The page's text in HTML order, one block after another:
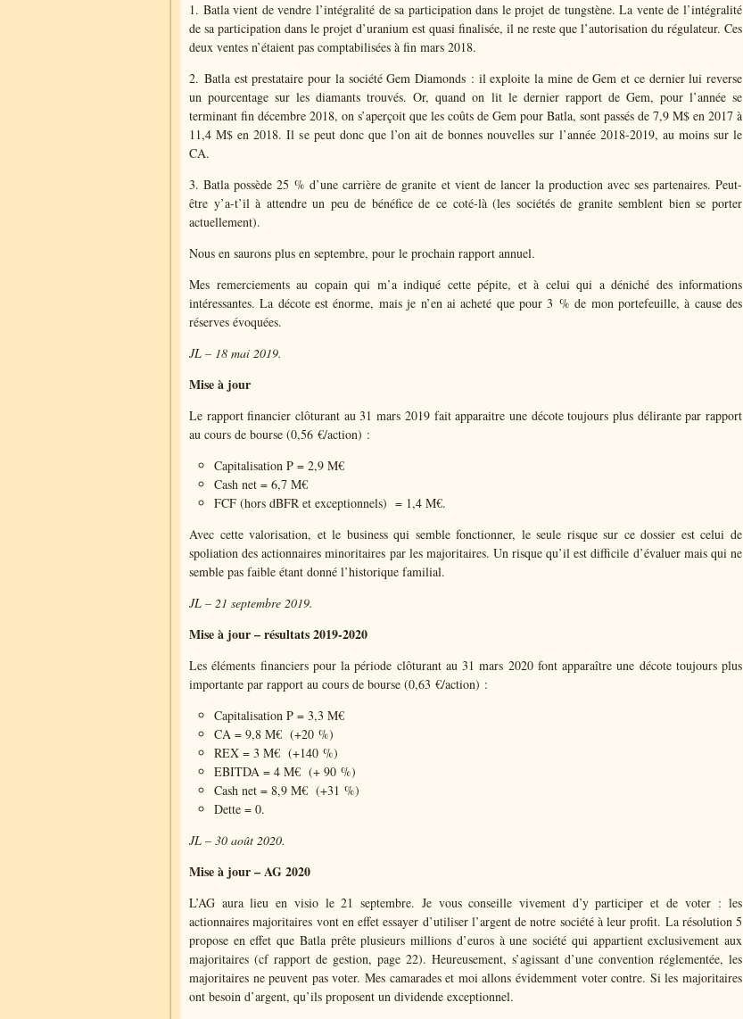
1. Batla vient de vendre l’intégralité de sa participation dans le projet de tungstène. La vente de l’intégralité
de sa participation dans le projet d’uranium est quasi finalisée, il ne reste que l’autorisation du régulateur. Ces
deux ventes n’étaient pas comptabilisées à fin mars 2018.
2. Batla est prestataire pour la société Gem Diamonds : il exploite la mine de Gem et ce dernier lui reverse
un pourcentage sur les diamants trouvés. Or, quand on lit le dernier rapport de Gem, pour l’année se
terminant fin décembre 2018, on s’aperçoit que les coûts de Gem pour Batla, sont passés de 7,9 M$ en 2017 à
11,4 M$ en 2018. Il se peut donc que l’on ait de bonnes nouvelles sur l’année 2018-2019, au moins sur le
CA.
3. Batla possède 25 % d’une carrière de granite et vient de lancer la production avec ses partenaires. Peut-
être y’a-t’il à attendre un peu de bénéfice de ce coté-là (les sociétés de granite semblent bien se porter
actuellement).
Nous en saurons plus en septembre, pour le prochain rapport annuel.
Mes remerciements au copain qui m’a indiqué cette pépite, et à celui qui a déniché des informations
intéressantes. La décote est énorme, mais je n’en ai acheté que pour 3 % de mon portefeuille, à cause des
réserves évoquées.
JL – 18 mai 2019.
Mise à jour
Le rapport financier clôturant au 31 mars 2019 fait apparaitre une décote toujours plus délirante par rapport
au cours de bourse (0,56 €/action) :
Capitalisation P = 2,9 M€
Cash net = 6,7 M€
FCF (hors dBFR et exceptionnels) = 1,4 M€.
Avec cette valorisation, et le business qui semble fonctionner, le seule risque sur ce dossier est celui de
spoliation des actionnaires minoritaires par les majoritaires. Un risque qu’il est difficile d’évaluer mais qui ne
semble pas faible étant donné l’historique familial.
JL – 21 septembre 2019.
Mise à jour – résultats 2019-2020
Les éléments financiers pour la période clôturant au 31 mars 2020 font apparaître une décote toujours plus
importante par rapport au cours de bourse (0,63 €/action) :
Capitalisation P = 3,3 M€
CA = 9,8 M€ (+20 %)
REX = 3 M€ (+140 %)
EBITDA = 4 M€ (+ 90 %)
Cash net = 8,9 M€ (+31 %)
Dette = 0.
JL – 30 août 2020.
Mise à jour – AG 2020
L’AG aura lieu en visio le 21 septembre. Je vous conseille vivement d’y participer et de voter : les
actionnaires majoritaires vont en effet essayer d’utiliser l’argent de notre société à leur profit. La résolution 5
propose en effet que Batla prête plusieurs millions d’euros à une société qui appartient exclusivement aux
majoritaires (cf rapport de gestion, page 22). Heureusement, s’agissant d’une convention réglementée, les
majoritaires ne peuvent pas voter. Mes camarades et moi allons évidemment voter contre. Si les majoritaires
ont besoin d’argent, qu’ils proposent un dividende exceptionnel.